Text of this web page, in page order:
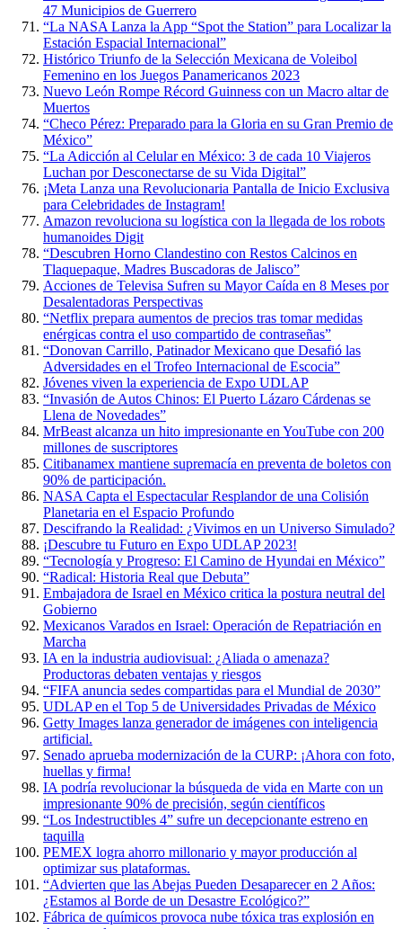
47 Municipios de Guerrero
“La NASA Lanza la App “Spot the Station” para Localizar la
Estación Espacial Internacional”
Histórico Triunfo de la Selección Mexicana de Voleibol
Femenino en los Juegos Panamericanos 2023
Nuevo León Rompe Récord Guinness con un Macro altar de
Muertos
“Checo Pérez: Preparado para la Gloria en su Gran Premio de
México”
“La Adicción al Celular en México: 3 de cada 10 Viajeros
Luchan por Desconectarse de su Vida Digital”
¡Meta Lanza una Revolucionaria Pantalla de Inicio Exclusiva
para Celebridades de Instagram!
Amazon revoluciona su logística con la llegada de los robots
humanoides Digit
“Descubren Horno Clandestino con Restos Calcinos en
Tlaquepaque, Madres Buscadoras de Jalisco”
Acciones de Televisa Sufren su Mayor Caída en 8 Meses por
Desalentadoras Perspectivas
“Netflix prepara aumentos de precios tras tomar medidas
enérgicas contra el uso compartido de contraseñas”
“Donovan Carrillo, Patinador Mexicano que Desafió las
Adversidades en el Trofeo Internacional de Escocia”
Jóvenes viven la experiencia de Expo UDLAP
“Invasión de Autos Chinos: El Puerto Lázaro Cárdenas se
Llena de Novedades”
MrBeast alcanza un hito impresionante en YouTube con 200
millones de suscriptores
Citibanamex mantiene supremacía en preventa de boletos con
90% de participación.
NASA Capta el Espectacular Resplandor de una Colisión
Planetaria en el Espacio Profundo
Descifrando la Realidad: ¿Vivimos en un Universo Simulado?
¡Descubre tu Futuro en Expo UDLAP 2023!
“Tecnología y Progreso: El Camino de Hyundai en México”
“Radical: Historia Real que Debuta”
Embajadora de Israel en México critica la postura neutral del
Gobierno
Mexicanos Varados en Israel: Operación de Repatriación en
Marcha
IA en la industria audiovisual: ¿Aliada o amenaza?
Productoras debaten ventajas y riesgos
“FIFA anuncia sedes compartidas para el Mundial de 2030”
UDLAP en el Top 5 de Universidades Privadas de México
Getty Images lanza generador de imágenes con inteligencia
artificial.
Senado aprueba modernización de la CURP: ¡Ahora con foto,
huellas y firma!
IA podría revolucionar la búsqueda de vida en Marte con un
impresionante 90% de precisión, según científicos
“Los Indestructibles 4” sufre un decepcionante estreno en
taquilla
PEMEX logra ahorro millonario y mayor producción al
optimizar sus plataformas.
“Advierten que las Abejas Pueden Desaparecer en 2 Años:
¿Estamos al Borde de un Desastre Ecológico?”
Fábrica de químicos provoca nube tóxica tras explosión en